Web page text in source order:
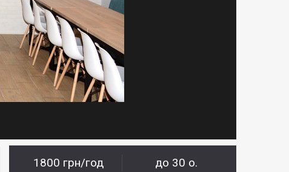
1800 грн/год до 30 о.